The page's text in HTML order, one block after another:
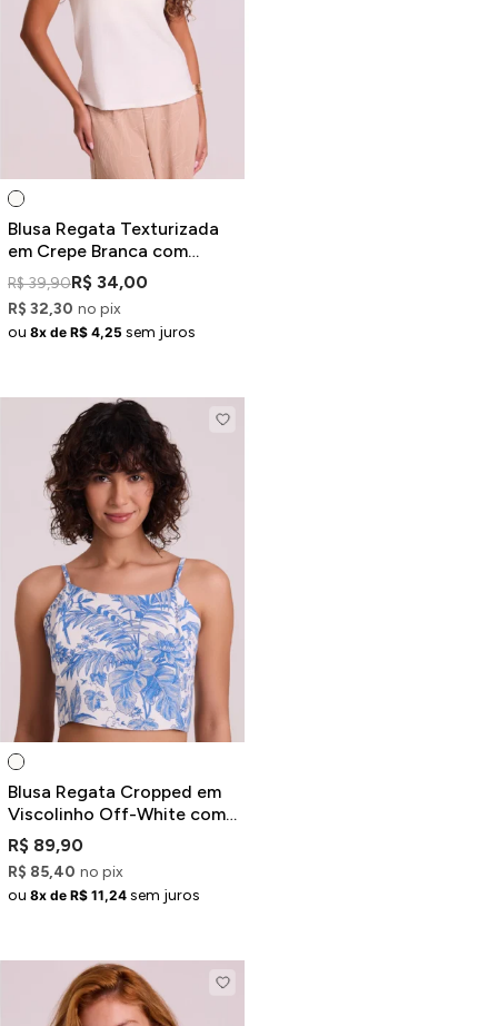
Blusa Regata Texturizada
em Crepe Branca com
Miçangas
R$ 39,90R$ 34,00
R$ 32,30 no pix
ou 8x de R$ 4,25 sem juros
Blusa Regata Cropped em
Viscolinho Off-White com
Estampa Floral Azul
R$ 89,90
R$ 85,40 no pix
ou 8x de R$ 11,24 sem juros